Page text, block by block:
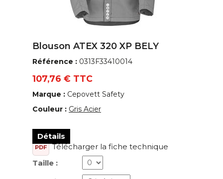
Blouson ATEX 320 XP BELY
Référence : 0313F33410014
107,76 € TTC
Marque : Cepovett Safety
Couleur : Gris Acier
Détails
PDF
Télécharger la fiche technique
Taille :